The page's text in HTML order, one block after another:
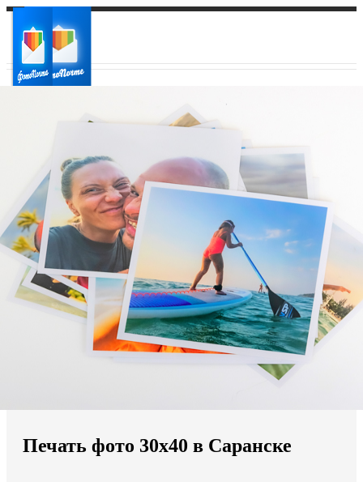
Ваш регион доставки
Выберите из списка:
Мы доставляем по всему миру
Продолжить без города
Печать фото 30х40 в Саранске